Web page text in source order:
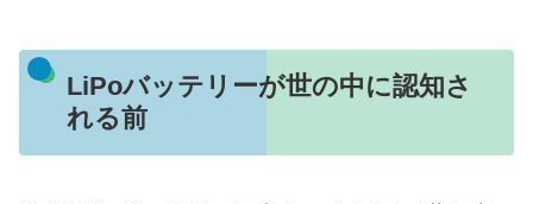
LiPoバッテリーが世の中に認知さ
れる前